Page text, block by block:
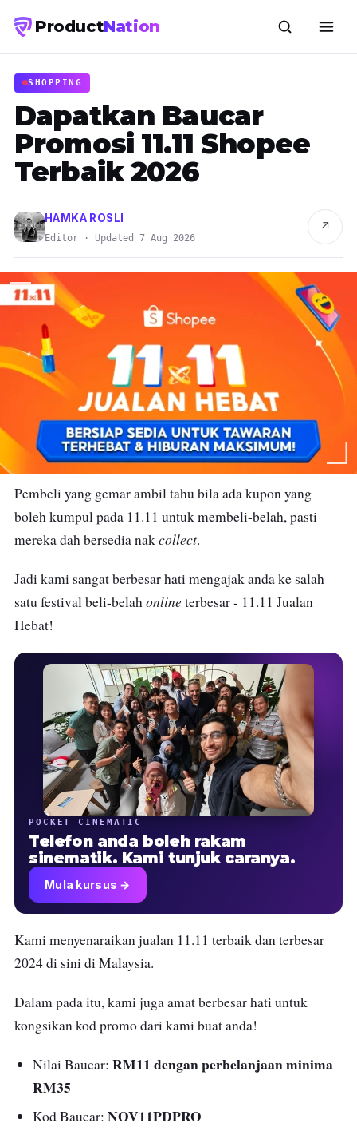
ProductNation
SHOPPING
Dapatkan Baucar
Promosi 11.11 Shopee
Terbaik 2026
HAMKA ROSLI
Editor · Updated 7 Aug 2026
↗
Pembeli yang gemar ambil tahu bila ada kupon yang
boleh kumpul pada 11.11 untuk membeli-belah, pasti
mereka dah bersedia nakcollect.
Jadi kami sangat berbesar hati mengajak anda ke salah
satu festival beli-belahonline terbesar - 11.11 Jualan
Hebat!
POCKET CINEMATIC
Telefon anda boleh rakam
sinematik. Kami tunjuk caranya.
Mula kursus →
Kami menyenaraikan jualan 11.11 terbaik dan terbesar
2024 di sini di Malaysia.
Dalam pada itu, kami juga amat berbesar hati untuk
kongsikan kod promo dari kami buat anda!
Nilai Baucar: RM11 dengan perbelanjaan minima
RM35
Kod Baucar: NOV11PDPRO